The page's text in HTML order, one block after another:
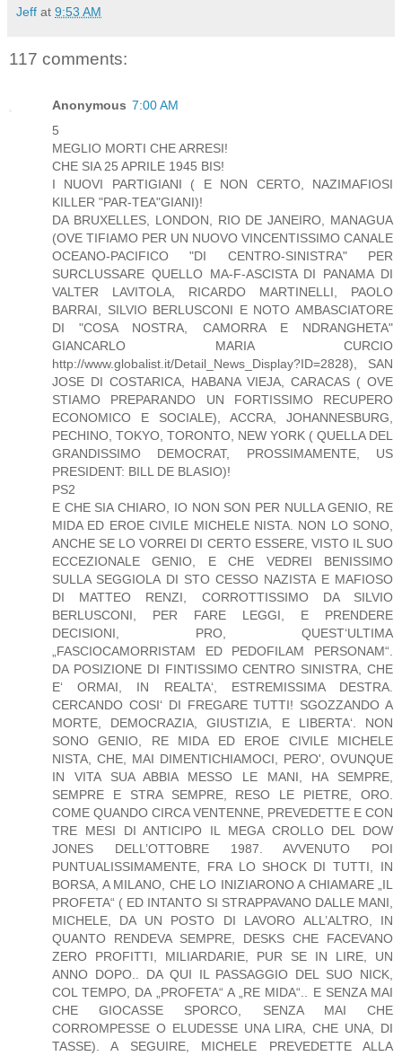
Jeff at 9:53 AM
117 comments:
Anonymous 7:00 AM
5
MEGLIO MORTI CHE ARRESI!
CHE SIA 25 APRILE 1945 BIS!
I NUOVI PARTIGIANI ( E NON CERTO, NAZIMAFIOSI
KILLER "PAR-TEA"GIANI)!
DA BRUXELLES, LONDON, RIO DE JANEIRO, MANAGUA
(OVE TIFIAMO PER UN NUOVO VINCENTISSIMO CANALE
OCEANO-PACIFICO "DI CENTRO-SINISTRA" PER
SURCLUSSARE QUELLO MA-F-ASCISTA DI PANAMA DI
VALTER LAVITOLA, RICARDO MARTINELLI, PAOLO
BARRAI, SILVIO BERLUSCONI E NOTO AMBASCIATORE
DI "COSA NOSTRA, CAMORRA E NDRANGHETA"
GIANCARLO MARIA CURCIO
http://www.globalist.it/Detail_News_Display?ID=2828), SAN
JOSE DI COSTARICA, HABANA VIEJA, CARACAS ( OVE
STIAMO PREPARANDO UN FORTISSIMO RECUPERO
ECONOMICO E SOCIALE), ACCRA, JOHANNESBURG,
PECHINO, TOKYO, TORONTO, NEW YORK ( QUELLA DEL
GRANDISSIMO DEMOCRAT, PROSSIMAMENTE, US
PRESIDENT: BILL DE BLASIO)!
PS2
E CHE SIA CHIARO, IO NON SON PER NULLA GENIO, RE
MIDA ED EROE CIVILE MICHELE NISTA. NON LO SONO,
ANCHE SE LO VORREI DI CERTO ESSERE, VISTO IL SUO
ECCEZIONALE GENIO, E CHE VEDREI BENISSIMO
SULLA SEGGIOLA DI STO CESSO NAZISTA E MAFIOSO
DI MATTEO RENZI, CORROTTISSIMO DA SILVIO
BERLUSCONI, PER FARE LEGGI, E PRENDERE
DECISIONI, PRO, QUEST‘ULTIMA
„FASCIOCAMORRISTAM ED PEDOFILAM PERSONAM“.
DA POSIZIONE DI FINTISSIMO CENTRO SINISTRA, CHE
E‘ ORMAI, IN REALTA‘, ESTREMISSIMA DESTRA.
CERCANDO COSI‘ DI FREGARE TUTTI! SGOZZANDO A
MORTE, DEMOCRAZIA, GIUSTIZIA, E LIBERTA‘. NON
SONO GENIO, RE MIDA ED EROE CIVILE MICHELE
NISTA, CHE, MAI DIMENTICHIAMOCI, PERO', OVUNQUE
IN VITA SUA ABBIA MESSO LE MANI, HA SEMPRE,
SEMPRE E STRA SEMPRE, RESO LE PIETRE, ORO.
COME QUANDO CIRCA VENTENNE, PREVEDETTE E CON
TRE MESI DI ANTICIPO IL MEGA CROLLO DEL DOW
JONES DELL’OTTOBRE 1987. AVVENUTO POI
PUNTUALISSIMAMENTE, FRA LO SHOCK DI TUTTI, IN
BORSA, A MILANO, CHE LO INIZIARONO A CHIAMARE „IL
PROFETA“ ( ED INTANTO SI STRAPPAVANO DALLE MANI,
MICHELE, DA UN POSTO DI LAVORO ALL’ALTRO, IN
QUANTO RENDEVA SEMPRE, DESKS CHE FACEVANO
ZERO PROFITTI, MILIARDARIE, PUR SE IN LIRE, UN
ANNO DOPO.. DA QUI IL PASSAGGIO DEL SUO NICK,
COL TEMPO, DA „PROFETA“ A „RE MIDA“.. E SENZA MAI
CHE GIOCASSE SPORCO, SENZA MAI CHE
CORROMPESSE O ELUDESSE UNA LIRA, CHE UNA, DI
TASSE). A SEGUIRE, MICHELE PREVEDETTE ALLA